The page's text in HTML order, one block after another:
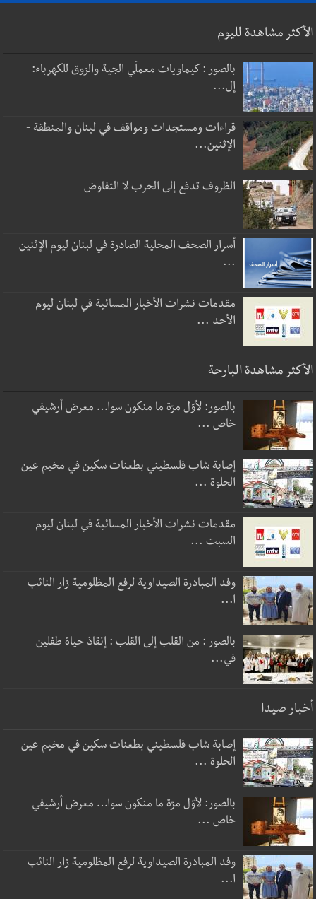
الأكثر مشاهدة لليوم
بالصور : كيماويات معملَي الجية والزوق للكهرباء:
إل...
قراءات ومستجدات ومواقف في لبنان والمنطقة -
الإثنين...
الظروف تدفع إلى الحرب لا التفاوض
أسرار الصحف المحلية الصادرة في لبنان ليوم الإثنين
...
مقدمات نشرات الأخبار المسائية في لبنان ليوم
الأحد ...
الأكثر مشاهدة البارحة
بالصور: لأوّل مرّة ما منكون سوا… معرض أرشيفي
خاص ...
إصابة شاب فلسطيني بطعنات سكين في مخيم عين
الحلوة ...
مقدمات نشرات الأخبار المسائية في لبنان ليوم
السبت ...
وفد المبادرة الصيداوية لرفع المظلومية زار النائب
ا...
بالصور : من القلب إلى القلب : إنقاذ حياة طفلين
في...
أخبار صيدا
إصابة شاب فلسطيني بطعنات سكين في مخيم عين
الحلوة ...
بالصور: لأوّل مرّة ما منكون سوا… معرض أرشيفي
خاص ...
وفد المبادرة الصيداوية لرفع المظلومية زار النائب
ا...